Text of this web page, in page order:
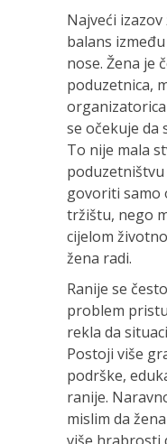
Najveći
balans
nose. Žena je
poduzetnica,
se očekuje da
To nije mala
poduzetništvu
govoriti samo
tržištu, nego
cijelom
žena radi.
Ranije se
problem
rekla da
Postoji više
podrške,
ranije.
mislim da
više hrabrosti